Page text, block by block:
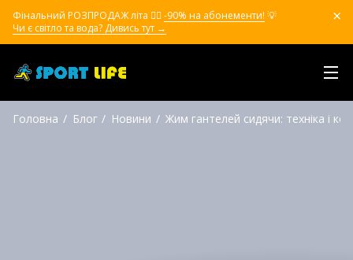
Фінальний РОЗПРОДАЖ літа ❤️‍🔥 -90% на абонементи! 💡
Чи є світло та вода? Дивись тут →
Головна Блог Новини Жим гантелей сидячи: техніка і